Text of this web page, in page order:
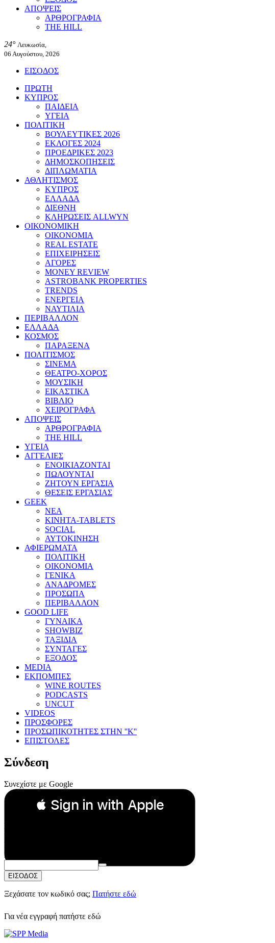
ΑΠΟΨΕΙΣ
ΑΡΘΡΟΓΡΑΦΙΑ
THE HILL
24° Λευκωσία,
06 Αυγούστου, 2026
ΕΙΣΟΔΟΣ
ΠΡΩΤΗ
ΚΥΠΡΟΣ
ΠΑΙΔΕΙΑ
ΥΓΕΙΑ
ΠΟΛΙΤΙΚΗ
ΒΟΥΛΕΥΤΙΚΕΣ 2026
ΕΚΛΟΓΕΣ 2024
ΠΡΟΕΔΡΙΚΕΣ 2023
ΔΗΜΟΣΚΟΠΗΣΕΙΣ
ΔΙΠΛΩΜΑΤΙΑ
ΑΘΛΗΤΙΣΜΟΣ
ΚΥΠΡΟΣ
ΕΛΛΑΔΑ
ΔΙΕΘΝΗ
ΚΛΗΡΩΣΕΙΣ ALLWYN
ΟΙΚΟΝΟΜΙΚΗ
ΟΙΚΟΝΟΜΙΑ
REAL ESTATE
ΕΠΙΧΕΙΡΗΣΕΙΣ
ΑΓΟΡΕΣ
MONEY REVIEW
ASTROBANK PROPERTIES
TRENDS
ΕΝΕΡΓΕΙΑ
ΝΑΥΤΙΛΙΑ
ΠΕΡΙΒΑΛΛΟΝ
ΕΛΛΑΔΑ
ΚΟΣΜΟΣ
ΠΑΡΑΞΕΝΑ
ΠΟΛΙΤΙΣΜΟΣ
ΣΙΝΕΜΑ
ΘΕΑΤΡΟ-ΧΟΡΟΣ
ΜΟΥΣΙΚΗ
ΕΙΚΑΣΤΙΚΑ
ΒΙΒΛΙΟ
ΧΕΙΡΟΓΡΑΦΑ
ΑΠΟΨΕΙΣ
ΑΡΘΡΟΓΡΑΦΙΑ
THE HILL
ΥΓΕΙΑ
ΑΓΓΕΛΙΕΣ
ΕΝΟΙΚΙΑΖΟΝΤΑΙ
ΠΩΛΟΥΝΤΑΙ
ΖΗΤΟΥΝ ΕΡΓΑΣΙΑ
ΘΕΣΕΙΣ ΕΡΓΑΣΙΑΣ
GEEK
ΝΕΑ
ΚΙΝΗΤΑ-TABLETS
SOCIAL
ΑΥΤΟΚΙΝΗΣΗ
ΑΦΙΕΡΩΜΑΤΑ
ΠΟΛΙΤΙΚΗ
ΟΙΚΟΝΟΜΙΑ
ΓΕΝΙΚΑ
ΑΝΑΔΡΟΜΕΣ
ΠΡΟΣΩΠΑ
ΠΕΡΙΒΑΛΛΟΝ
GOOD LIFE
ΓΥΝΑΙΚΑ
SHOWBIZ
ΤΑΞΙΔΙΑ
ΣΥΝΤΑΓΕΣ
ΕΞΟΔΟΣ
MEDIA
ΕΚΠΟΜΠΕΣ
WINE ROUTES
PODCASTS
UNCUT
VIDEOS
ΠΡΟΣΦΟΡΕΣ
ΠΡΟΣΩΠΙΚΟΤΗΤΕΣ ΣΤΗΝ ''Κ''
ΕΠΙΣΤΟΛΕΣ
Σύνδεση
Συνεχίστε με Google
 Sign in with Apple
Συνεχίστε με Apple
ή
Email:
Κωδικός Πρόσβασης:
ΕΙΣΟΔΟΣ
Ξεχάσατε τον κωδικό σας; Πατήστε εδώ
Για νέα εγγραφή πατήστε εδώ